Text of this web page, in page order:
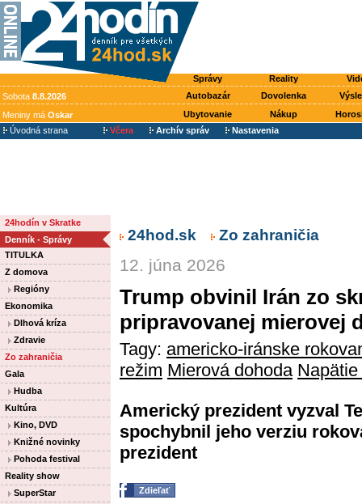
Správy Reality
Sobota 8.8.2026 Autobazár Dovolenka
Meniny má Oskar Ubytovanie Nákup
Úvodná strana
Včera Archív správ Nastavenia
24hodín v Skratke
Denník - Správy
TITULKA
Z domova
Regióny
Ekonomika
Dlhová kríza
Zdravie
Zo zahraničia
Gala
Hudba
Kultúra
Kino, DVD
Knižné novinky
Pohoda festival
Reality show
SuperStar
24hod.sk Zo zahraničia
12. júna 2026
Trump obvinil Irán zo
pripravovanej mierovej
Tagy: americko-iránske
režim Mierová dohoda
Americký prezident vyzval
spochybnil jeho verziu
prezident
Zdieľať